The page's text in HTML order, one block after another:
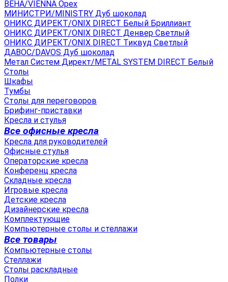
ВЕНА/VIENNA Орех
МИНИСТРИ/MINISTRY Дуб шоколад
ОНИКС ДИРЕКТ/ONIX DIRECT Белый Бриллиант
ОНИКС ДИРЕКТ/ONIX DIRECT Денвер Светлый
ОНИКС ДИРЕКТ/ONIX DIRECT Тиквуд Светлый
ДАВОС/DAVOS Дуб шоколад
Метал Систем Директ/METAL SYSTEM DIRECT Белый
Столы
Шкафы
Тумбы
Столы для переговоров
Брифинг-приставки
Кресла и стулья
Все офисные кресла
Кресла для руководителей
Офисные стулья
Операторские кресла
Конференц кресла
Складные кресла
Игровые кресла
Детские кресла
Дизайнерские кресла
Комплектующие
Компьютерные столы и стеллажи
Все товары
Компьютерные столы
Стеллажи
Столы раскладные
Полки